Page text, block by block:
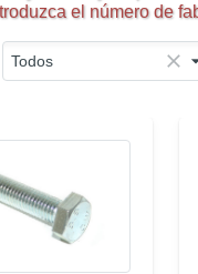
el número de
Todos